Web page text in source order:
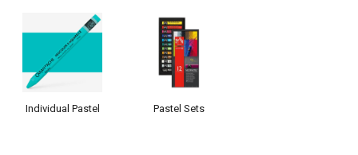
Individual Pastel Pastel Sets